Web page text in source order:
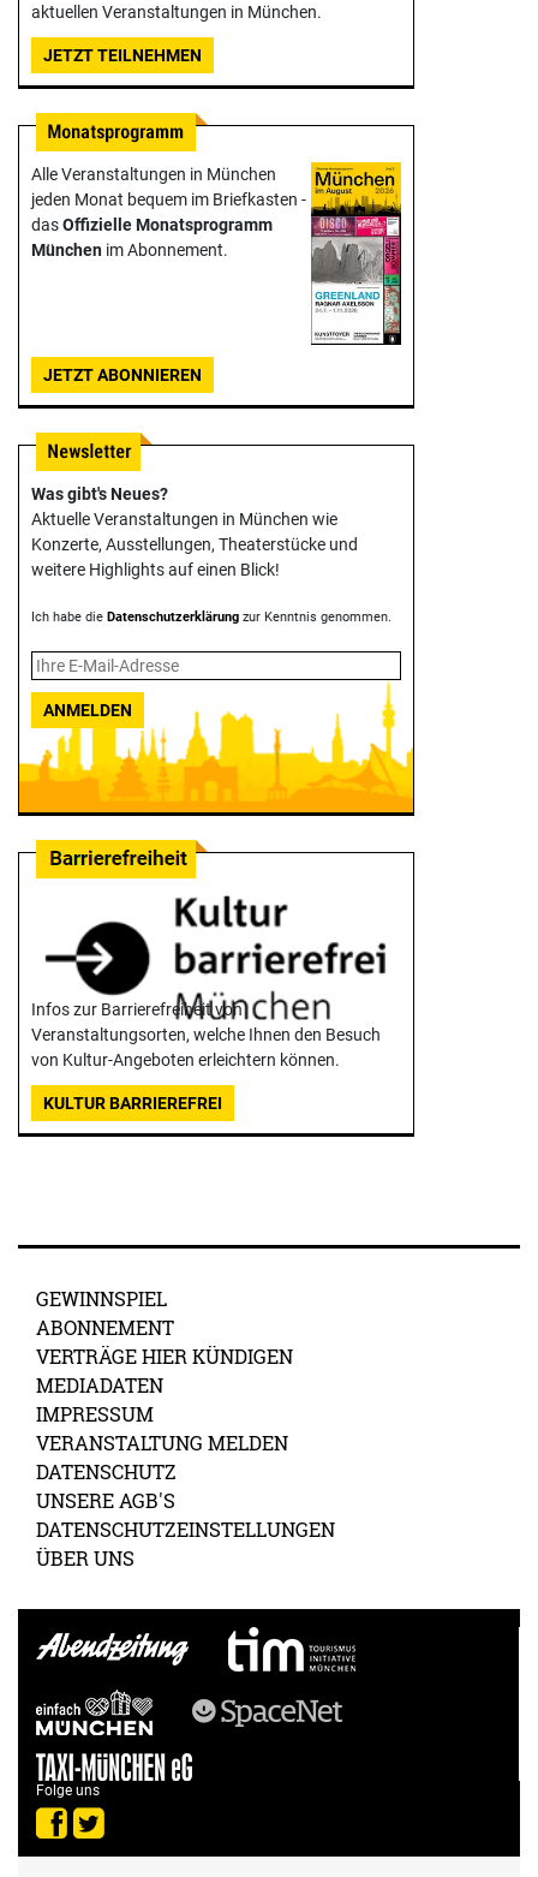
aktuellen Veranstaltungen in München.
JETZT TEILNEHMEN
Alle Veranstaltungen in München
jeden Monat bequem im Briefkasten -
dasOffizielle Monats­programm
München im Abonnement.
JETZT ABONNIEREN
Was gibt's Neues?
Aktuelle Veranstaltungen in München wie
Konzerte, Ausstellungen, Theater­stücke und
weitere Highlights auf einen Blick!
Ich habe die Datenschutzerklärung zur Kenntnis genommen.
ANMELDEN
Infos zur Barrierefreiheit von
Veranstaltungsorten, welche Ihnen den Besuch
von Kultur-Angeboten erleichtern können.
KULTUR BARRIEREFREI
GEWINNSPIEL
ABONNEMENT
VERTRÄGE HIER KÜNDIGEN
MEDIADATEN
IMPRESSUM
VERANSTALTUNG MELDEN
DATENSCHUTZ
UNSERE AGB'S
DATENSCHUTZEINSTELLUNGEN
ÜBER UNS
Folge uns